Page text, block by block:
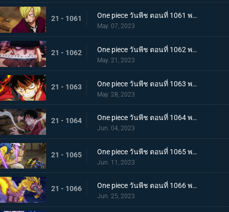
21 - 1061 One piece วันพีช ตอนที่ 1061 พากย์ไทย หนึ่งการโจมตีของเทพอสูร ซันจิ ปะทะ ควีน
May. 07, 2023
21 - 1062 One piece วันพีช ตอนที่ 1062 พากย์ไทย วิชาสามดาบแห่งราชัน โซโล ปะทะ คิง
May. 21, 2023
21 - 1063 One piece วันพีช ตอนที่ 1063 พากย์ไทย ลูฟี่กระฉับกระเฉง จุดหักเหของยุคสมัยใหม่
May. 28, 2023
21 - 1064 One piece วันพีช ตอนที่ 1064 พากย์ไทย มังกรเมาแปดทิศ มังกรไร้ระเบียบที่เข้าประชิดลูฟี่
Jun. 04, 2023
21 - 1065 One piece วันพีช ตอนที่ 1065 พากย์ไทย พันธมิตรล่มสลาย ความมุ่งมั่นของยุคสมัยใหม่จงลุกโชน
Jun. 11, 2023
21 - 1066 One piece วันพีช ตอนที่ 1066 พากย์ไทย ตัวเอกมาแล้ว สุดยอดท่าจากคลื่นและแม่เหล็ก
Jun. 25, 2023